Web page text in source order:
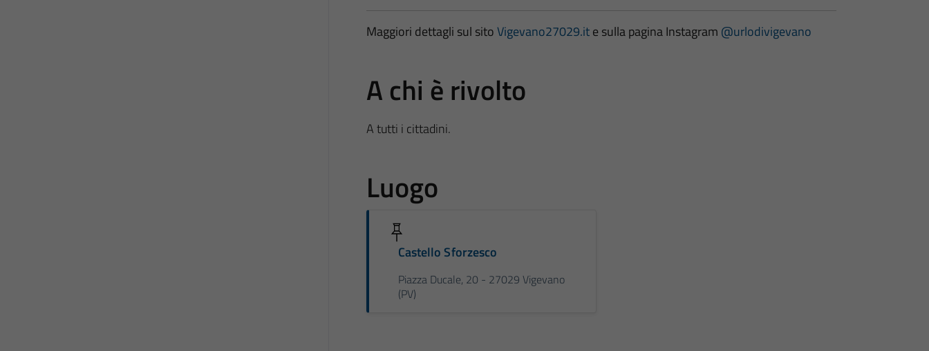
Maggiori dettagli sul sitoVigevano27029.ite sulla pagina Instagram @urlodivigevano
A chi è rivolto
A tutti i cittadini.
Luogo
Castello Sforzesco
Piazza Ducale, 20 - 27029 Vigevano
(PV)